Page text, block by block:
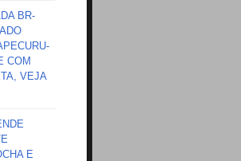
BR-
COM
VEJA
E